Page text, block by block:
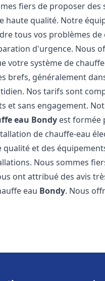
fiers de proposer
haute qualité. Notre
tous vos problèmes
d'urgence. Nous
votre système de
brefs, généralement
Nos tarifs sont
et sans engagement.
eau Bondy est formée
de chauffe-eau
qualité et des
Nous sommes
ont attribué des avis
eau Bondy. Nous